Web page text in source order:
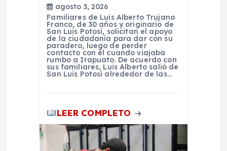
agosto 3, 2026
Familiares de Luis Alberto Trujano
Franco, de 30 años y originario de
San Luis Potosí, solicitan el apoyo
de la ciudadanía para dar con su
paradero, luego de perder
contacto con él cuando viajaba
rumbo a Irapuato. De acuerdo con
sus familiares, Luis Alberto salió de
San Luis Potosí alrededor de las…
LEER COMPLETO